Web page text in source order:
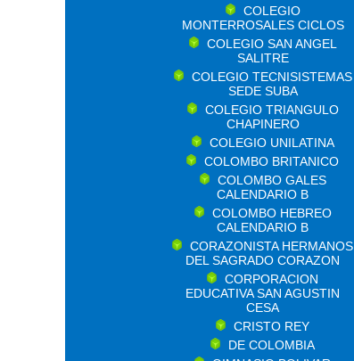
COLEGIO
MONTERROSALES CICLOS
COLEGIO SAN ANGEL
SALITRE
COLEGIO TECNISISTEMAS
SEDE SUBA
COLEGIO TRIANGULO
CHAPINERO
COLEGIO UNILATINA
COLOMBO BRITANICO
COLOMBO GALES
CALENDARIO B
COLOMBO HEBREO
CALENDARIO B
CORAZONISTA HERMANOS
DEL SAGRADO CORAZON
CORPORACION
EDUCATIVA SAN AGUSTIN
CESA
CRISTO REY
DE COLOMBIA